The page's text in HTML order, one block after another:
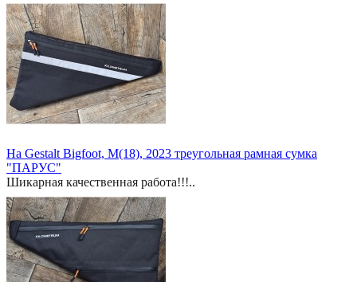
На Gestalt Bigfoot, M(18), 2023 треугольная рамная сумка
"ПАРУС"
Шикарная качественная работа!!!..